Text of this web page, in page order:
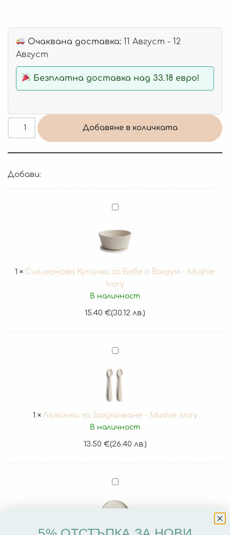
Очаквана доставка: 11 Август - 12
Август
Безплатна доставка над 33.18 евро!
Добавяне в количката
Добави:
Силиконова
за
Бебе
Вакуум
-
Mushie
1 × Силиконова Купичка за Бебе с Вакуум - Mushie
Ivory
В наличност
15.40 €(30.12 лв.)
Лъжички
Захранване
Mushie
Ivory
1 × Лъжички за Захранване - Mushie Ivory
В наличност
13.50 €(26.40 лв.)
Силиконова
за
с